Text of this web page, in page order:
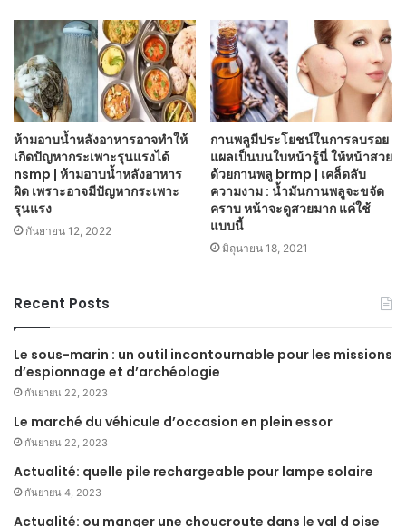
ห้ามอาบน้ำหลังอาหารอาจทำให้
เกิดปัญหากระเพาะรุนแรงได้
nsmp | ห้ามอาบน้ำหลังอาหาร
ผิด เพราะอาจมีปัญหากระเพาะ
รุนแรง
กันยายน 12, 2022
กานพลูมีประโยชน์ในการลบรอย
แผลเป็นบนใบหน้ารู้นี่ ให้หน้าสวย
ด้วยกานพลู brmp | เคล็ดลับ
ความงาม : น้ำมันกานพลูจะขจัด
คราบ หน้าจะดูสวยมาก แค่ใช้
แบบนี้
มิถุนายน 18, 2021
Recent Posts
Le sous-marin : un outil incontournable pour les missions
d’espionnage et d’archéologie
กันยายน 22, 2023
Le marché du véhicule d’occasion en plein essor
กันยายน 22, 2023
Actualité: quelle pile rechargeable pour lampe solaire
กันยายน 4, 2023
Actualité: ou manger une choucroute dans le val d oise